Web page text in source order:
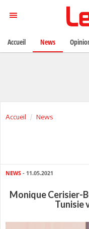
Accueil News
NEWS - 11.05.2021
Monique Cerisier-
Tunisie
Accueil News